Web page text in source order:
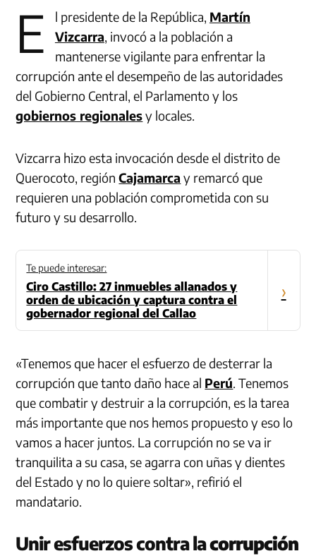
E l presidente de la República, Martín
Vizcarra, invocó a la población a
mantenerse vigilante para enfrentar la
corrupción ante el desempeño de las autoridades
del Gobierno Central, el Parlamento y los
gobiernos regionalesy locales.
Vizcarra hizo esta invocación desde el distrito de
Querocoto, regiónCajamarca y remarcó que
requieren una población comprometida con su
futuro y su desarrollo.
Te puede interesar:
Ciro Castillo: 27 inmuebles allanados y
orden de ubicación y captura contra el
gobernador regional del Callao
›
«Tenemos que hacer el esfuerzo de desterrar la
corrupción que tanto daño hace al Perú. Tenemos
que combatir y destruir a la corrupción, es la tarea
más importante que nos hemos propuesto y eso lo
vamos a hacer juntos. La corrupción no se va ir
tranquilita a su casa, se agarra con uñas y dientes
del Estado y no lo quiere soltar», refirió el
mandatario.
Unir esfuerzos contra lacorrupción